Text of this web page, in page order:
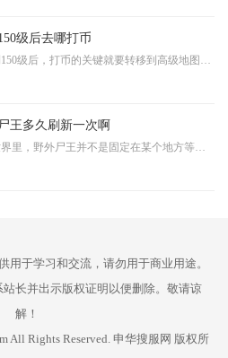
级后去哪打币
王多久刷新一次啊
用于学习和交流，请勿用于商业用途。
长并出示版权证明以便删除。敬请谅
解！
All Rights Reserved. 申华搜服网 版权所